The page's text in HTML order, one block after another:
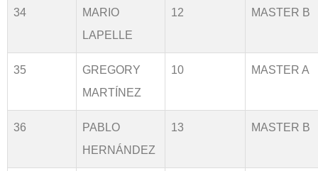
34
MARIO
LAPELLE
12 MASTER B
35
GREGORY
MARTÍNEZ
10 MASTER A
36
PABLO
HERNÁNDEZ
13 MASTER B